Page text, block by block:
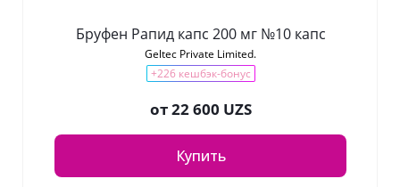
Бруфен Рапид капс 200 мг №10 капс
Geltec Private Limited.
+226 кешбэк-бонус
от22 600 UZS
Купить